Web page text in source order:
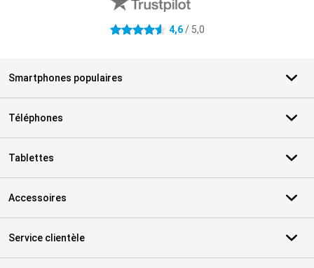
4.6 étoiles 4,6/ 5,0
Smartphones populaires
Téléphones
Tablettes
Accessoires
Service clientèle